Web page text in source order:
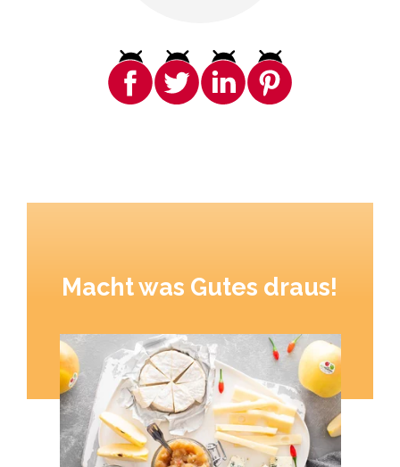
Macht was Gutes draus!